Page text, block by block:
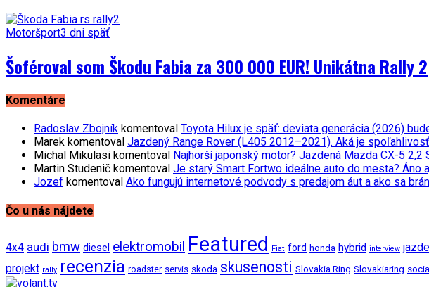
Motoršport3 dni späť
Šoféroval som Škodu Fabia za 300 000 EUR! Unikátna Rally 2
Komentáre
Radoslav Zbojník komentoval Toyota Hilux je späť: deviata generácia (2026)
Marek komentoval Jazdený Range Rover (L405 2012–2021). Aká je
Michal Mikulasi komentoval Najhorší japonský motor? Jazdená Mazda CX-5
Martin Studenič komentoval Je starý Smart Fortwo ideálne auto do mesta? Áno
Jozef komentoval Ako fungujú internetové podvody s predajom áut a ako sa
Čo u nás nájdete
4x4 audi bmw diesel elektromobil Featured Fiat ford honda hybrid interview
projekt rally recenzia roadster servis skoda skusenosti Slovakia Ring Slovakiaring